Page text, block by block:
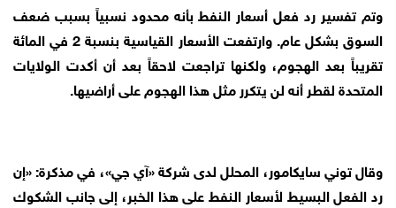
وتم تفسير رد فعل أسعار النفط بأنه محدود نسبياً بسبب ضعف
السوق بشكل عام. وارتفعت الأسعار القياسية بنسبة 2 في المائة
تقريباً بعد الهجوم، ولكنها تراجعت لاحقاً بعد أن أكدت الولايات
المتحدة لقطر أنه لن يتكرر مثل هذا الهجوم على أراضيها.
وقال توني سايكامور، المحلل لدى شركة «آي جي»، في مذكرة: «إن
رد الفعل البسيط لأسعار النفط على هذا الخبر، إلى جانب الشكوك